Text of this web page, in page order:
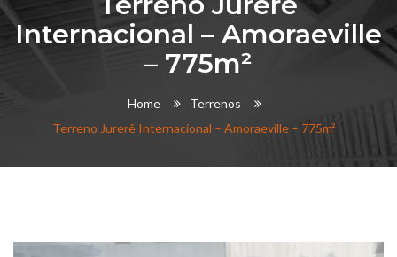
Internacional – Amoraeville
– 775m²
Home
Terrenos
Terreno Jurerê Internacional – Amoraeville – 775m²